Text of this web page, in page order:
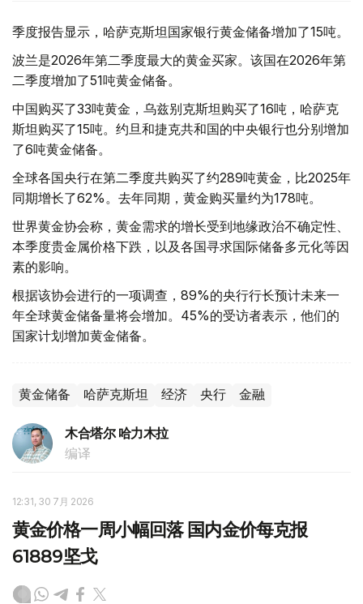
季度报告显示，哈萨克斯坦国家银行黄金储备增加了15吨。
波兰是2026年第二季度最大的黄金买家。该国在2026年第
二季度增加了51吨黄金储备。
中国购买了33吨黄金，乌兹别克斯坦购买了16吨，哈萨克
斯坦购买了15吨。约旦和捷克共和国的中央银行也分别增加
了6吨黄金储备。
全球各国央行在第二季度共购买了约289吨黄金，比2025年
同期增长了62%。去年同期，黄金购买量约为178吨。
世界黄金协会称，黄金需求的增长受到地缘政治不确定性、
本季度贵金属价格下跌，以及各国寻求国际储备多元化等因
素的影响。
根据该协会进行的一项调查，89%的央行行长预计未来一
年全球黄金储备量将会增加。45%的受访者表示，他们的
国家计划增加黄金储备。
黄金储备 哈萨克斯坦 经济 央行 金融
木合塔尔 哈力木拉
编译
12:31, 30 7月 2026
黄金价格一周小幅回落 国内金价每克报
61889坚戈